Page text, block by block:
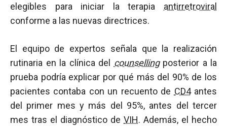
elegibles para iniciar la terapia antirretroviral
conforme a las nuevas directrices.
El equipo de expertos señala que la realización
rutinaria en la clínica del counsellingposterior a la
prueba podría explicar por qué más del 90% de los
pacientes contaba con un recuento de CD4antes
del primer mes y más del 95%, antes del tercer
mes tras el diagnóstico de VIH. Además, el hecho